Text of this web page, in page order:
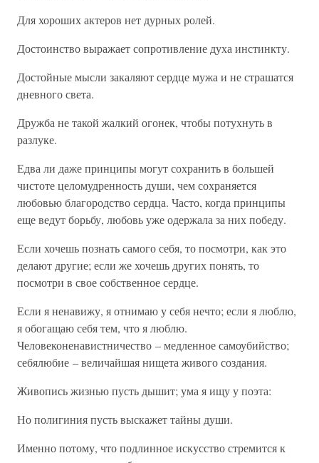
Для хороших актеров нет дурных ролей.
Достоинство выражает сопротивление духа инстинкту.
Достойные мысли закаляют сердце мужа и не страшатся
дневного света.
Дружба не такой жалкий огонек, чтобы потухнуть в
разлуке.
Едва ли даже принципы могут сохранить в большей
чистоте целомудренность души, чем сохраняется
любовью благородство сердца. Часто, когда принципы
еще ведут борьбу, любовь уже одержала за них победу.
Если хочешь познать самого себя, то посмотри, как это
делают другие; если же хочешь других понять, то
посмотри в свое собственное сердце.
Если я ненавижу, я отнимаю у себя нечто; если я люблю,
я обогащаю себя тем, что я люблю.
Человеконенавистничество – медленное самоубийство;
себялюбие – величайшая нищета живого создания.
Живопись жизнью пусть дышит; ума я ищу у поэта:
Но полигиния пусть выскажет тайны души.
Именно потому, что подлинное искусство стремится к